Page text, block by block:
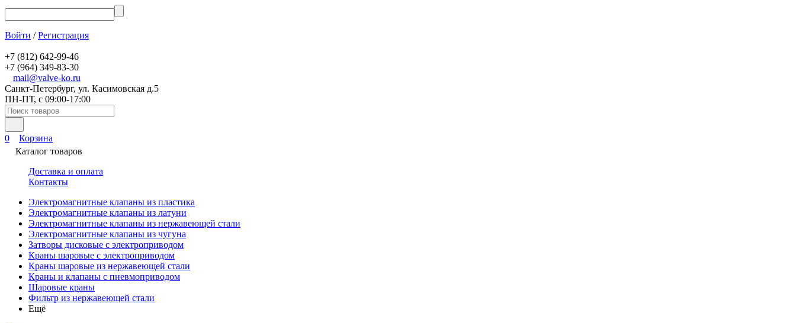
Войти /Регистрация
+7 (812) 642-99-46
+7 (964) 349-83-30
mail@valve-ko.ru
Санкт-Петербург, ул. Касимовская д.5
ПН-ПТ, с 09:00-17:00
0
Корзина
Каталог товаров
Доставка и оплата
Контакты
Электромагнитные клапаны из пластика
Электромагнитные клапаны из латуни
Электромагнитные клапаны из нержавеющей стали
Электромагнитные клапаны из чугуна
Затворы дисковые с электроприводом
Краны шаровые с электроприводом
Краны шаровые из нержавеющей стали
Краны и клапаны с пневмоприводом
Шаровые краны
Фильтр из нержавеющей стали
Ещё